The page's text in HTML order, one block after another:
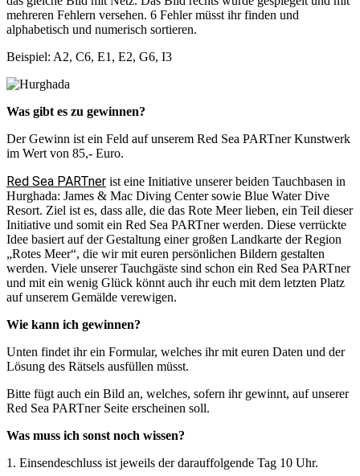
mehreren Fehlern versehen. 6 Fehler müsst ihr finden und
alphabetisch und numerisch sortieren.
Beispiel: A2, C6, E1, E2, G6, I3
Was gibt es zu gewinnen?
Der Gewinn ist ein Feld auf unserem Red Sea PARTner Kunstwerk
im Wert von 85,- Euro.
Red Sea PARTner ist eine Initiative unserer beiden Tauchbasen in
Hurghada: James & Mac Diving Center sowie Blue Water Dive
Resort. Ziel ist es, dass alle, die das Rote Meer lieben, ein Teil dieser
Initiative und somit ein Red Sea PARTner werden. Diese verrückte
Idee basiert auf der Gestaltung einer großen Landkarte der Region
„Rotes Meer“, die wir mit euren persönlichen Bildern gestalten
werden. Viele unserer Tauchgäste sind schon ein Red Sea PARTner
und mit ein wenig Glück könnt auch ihr euch mit dem letzten Platz
auf unserem Gemälde verewigen.
Wie kann ich gewinnen?
Unten findet ihr ein Formular, welches ihr mit euren Daten und der
Lösung des Rätsels ausfüllen müsst.
Bitte fügt auch ein Bild an, welches, sofern ihr gewinnt, auf unserer
Red Sea PARTner Seite erscheinen soll.
Was muss ich sonst noch wissen?
1. Einsendeschluss ist jeweils der darauffolgende Tag 10 Uhr.